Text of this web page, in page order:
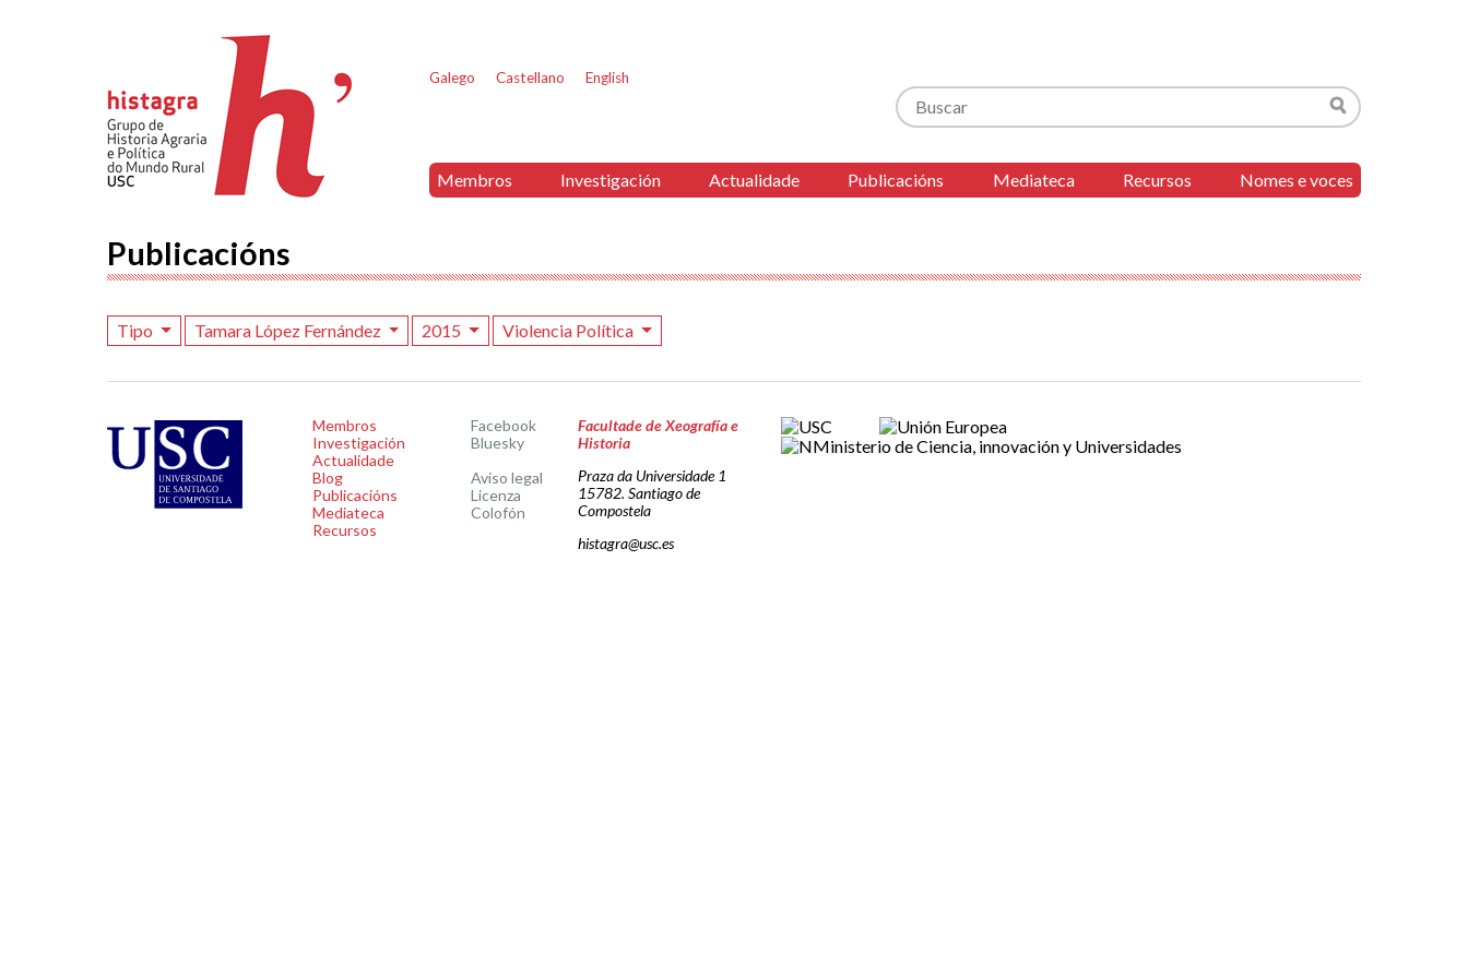
Galego Castellano English
Buscar
Buscar
Membros Investigación Actualidade Publicacións Mediateca Recursos Nomes e voces
Publicacións
Tipo Tamara López Fernández 2015 Violencia Política
Membros
Investigación
Actualidade
Blog
Publicacións
Mediateca
Recursos
Facebook
Bluesky
Aviso legal
Licenza
Colofón
Facultade de Xeografía e
Historia
Praza da Universidade 1
15782. Santiago de
Compostela
histagra@usc.es